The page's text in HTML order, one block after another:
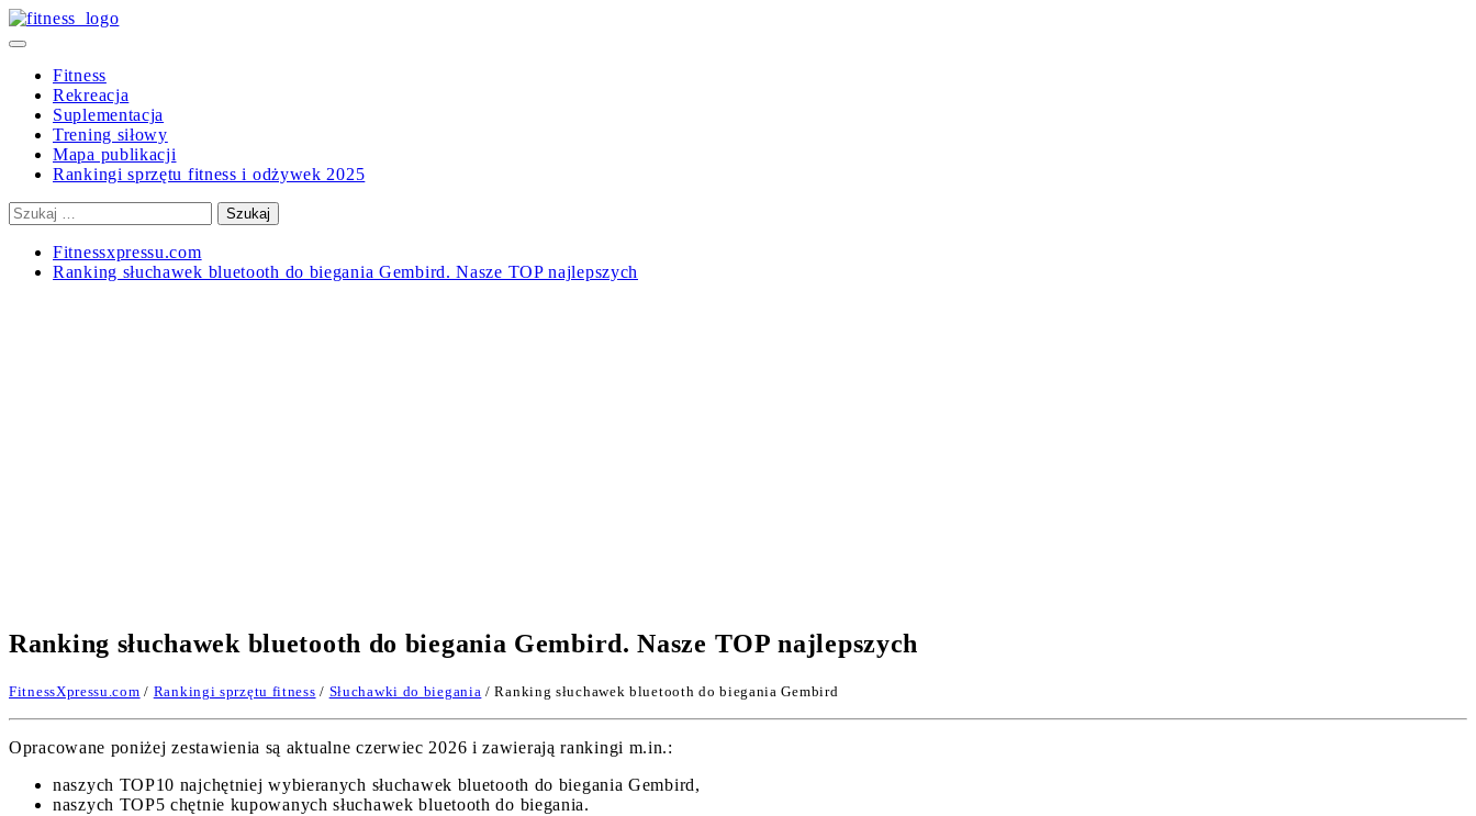
Skip
to
Primary
Fitness
Rekreacja
Suplementacja
Trening siłowy
Mapa publikacji
Rankingi sprzętu fitness i odżywek 2025
Szukaj:
Fitnessxpressu.com
Ranking słuchawek bluetooth do biegania Gembird. Nasze TOP najlepszych
Ranking słuchawek bluetooth do biegania Gembird. Nasze TOP najlepszych
FitnessXpressu.com / Rankingi sprzętu fitness / Słuchawki do biegania / Ranking słuchawek bluetooth do biegania Gembird
Opracowane poniżej zestawienia są aktualne czerwiec 2026 i zawierają rankingi m.in.:
naszych TOP10 najchętniej wybieranych słuchawek bluetooth do biegania Gembird,
naszych TOP5 chętnie kupowanych słuchawek bluetooth do biegania.